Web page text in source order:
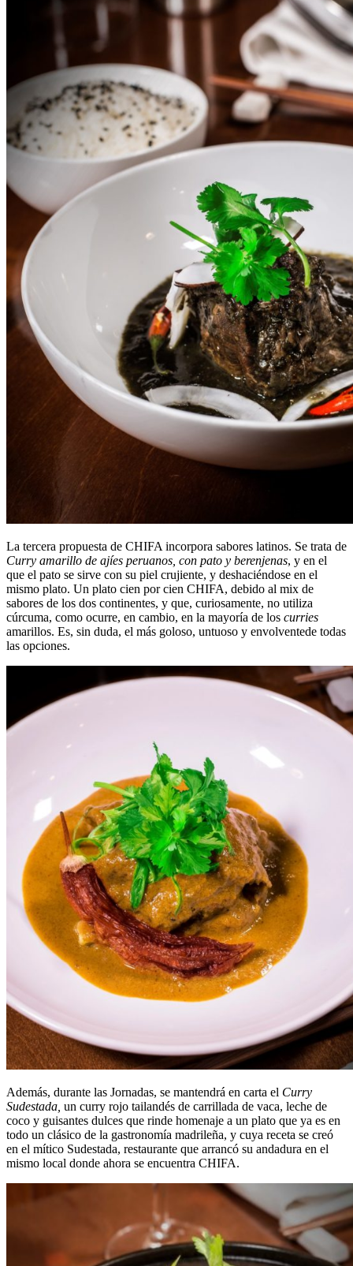
La tercera propuesta de CHIFA incorpora sabores latinos. Se trata de
Curry amarillo de ajíes peruanos, con pato y berenjenas, y en el
que el pato se sirve con su piel crujiente, y deshaciéndose en el
mismo plato. Un plato cien por cien CHIFA, debido al mix de
sabores de los dos continentes, y que, curiosamente, no utiliza
cúrcuma, como ocurre, en cambio, en la mayoría de los curries
amarillos. Es, sin duda, el más goloso, untuoso y envolventede todas
las opciones.
Además, durante las Jornadas, se mantendrá en carta el Curry
Sudestada, un curry rojo tailandés de carrillada de vaca, leche de
coco y guisantes dulces que rinde homenaje a un plato que ya es en
todo un clásico de la gastronomía madrileña, y cuya receta se creó
en el mítico Sudestada, restaurante que arrancó su andadura en el
mismo local donde ahora se encuentra CHIFA.